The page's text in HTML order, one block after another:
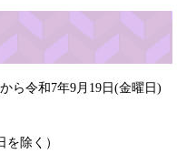
ら令和7年9月19日(金曜日)
く）